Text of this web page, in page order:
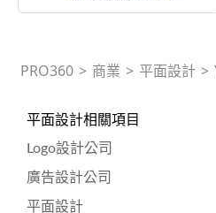
PRO360 > 商業 > 平面設計 >
平面設計相關項目
Logo設計公司
廣告設計公司
平面設計